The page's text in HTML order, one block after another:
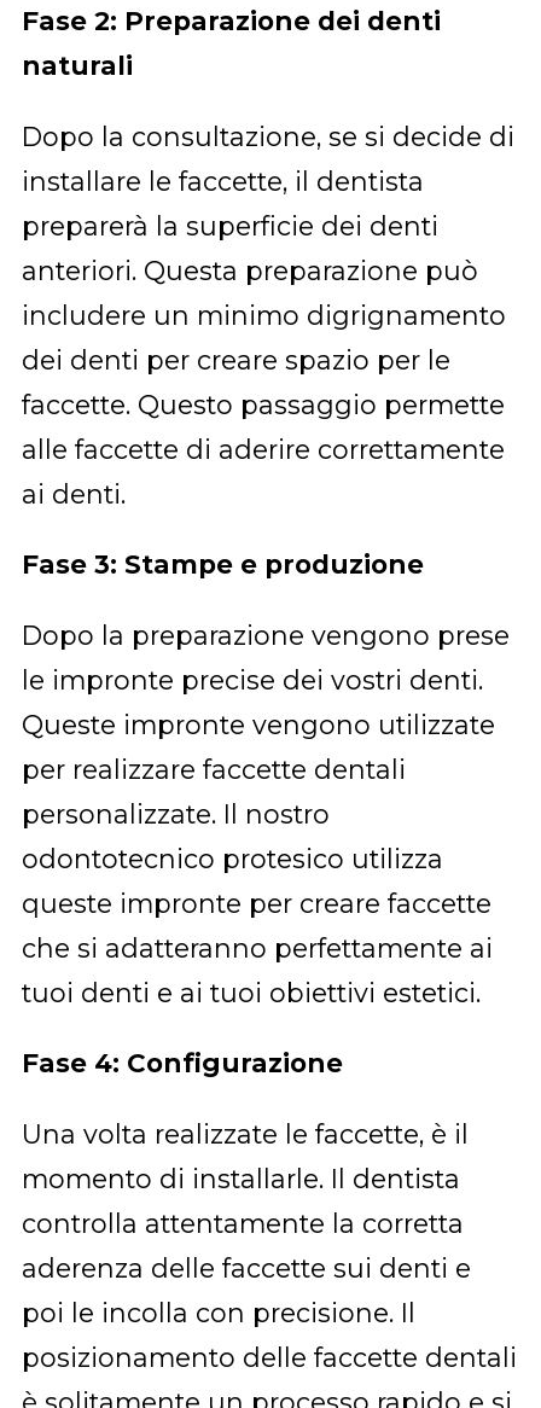
Fase 2: Preparazione dei denti
naturali
Dopo la consultazione, se si decide di
installare le faccette, il dentista
preparerà la superficie dei denti
anteriori. Questa preparazione può
includere un minimo digrignamento
dei denti per creare spazio per le
faccette. Questo passaggio permette
alle faccette di aderire correttamente
ai denti.
Fase 3: Stampe e produzione
Dopo la preparazione vengono prese
le impronte precise dei vostri denti.
Queste impronte vengono utilizzate
per realizzare faccette dentali
personalizzate. Il nostro
odontotecnico protesico utilizza
queste impronte per creare faccette
che si adatteranno perfettamente ai
tuoi denti e ai tuoi obiettivi estetici.
Fase 4: Configurazione
Una volta realizzate le faccette, è il
momento di installarle. Il dentista
controlla attentamente la corretta
aderenza delle faccette sui denti e
poi le incolla con precisione. Il
posizionamento delle faccette dentali
è solitamente un processo rapido e si